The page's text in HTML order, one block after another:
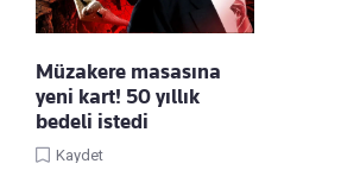
Müzakere masasına
yeni kart! 50 yıllık
bedeli istedi
Kaydet